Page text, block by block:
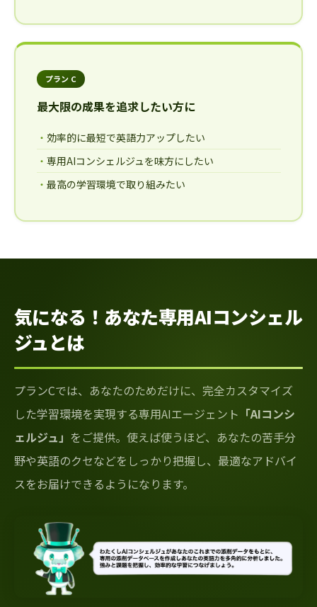
プラン C
最大限の成果を追求したい方に
効率的に最短で英語力アップしたい
専用AIコンシェルジュを味方にしたい
最高の学習環境で取り組みたい
気になる！あなた専用AIコンシェル
ジュとは
プランCでは、あなたのためだけに、完全カスタマイズ
した学習環境を実現する専用AIエージェント 「AIコンシ
ェルジュ」 をご提供。使えば使うほど、あなたの苦手分
野や英語のクセなどをしっかり把握し、最適なアドバイ
スをお届けできるようになります。